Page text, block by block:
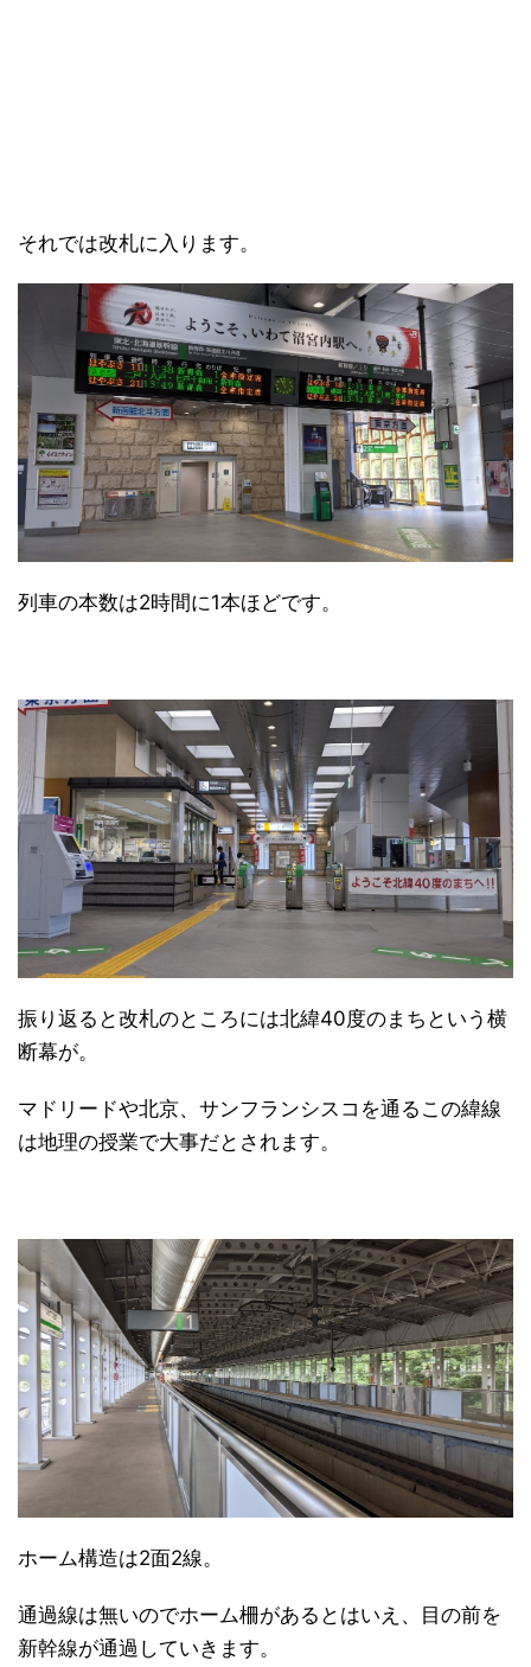
それでは改札に入ります。
列車の本数は2時間に1本ほどです。
振り返ると改札のところには北緯40度のまちという横
断幕が。
マドリードや北京、サンフランシスコを通るこの緯線
は地理の授業で大事だとされます。
ホーム構造は2面2線。
通過線は無いのでホーム柵があるとはいえ、目の前を
新幹線が通過していきます。